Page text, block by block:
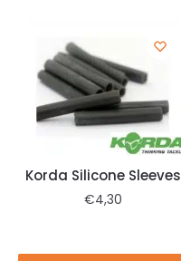
Korda Silicone Sleeves
€4,30